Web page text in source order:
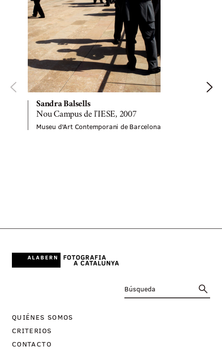
Sandra Balsells
Nou Campus de l'IESE, 2007
Museu d'Art Contemporani de Barcelona
QUIÉNES SOMOS
CRITERIOS
CONTACTO